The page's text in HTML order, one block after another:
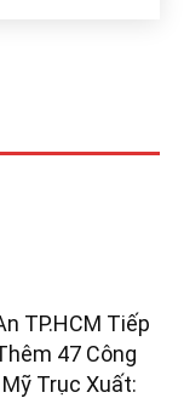
TP.HCM Tiếp
47 Công
Mỹ Trục Xuất: